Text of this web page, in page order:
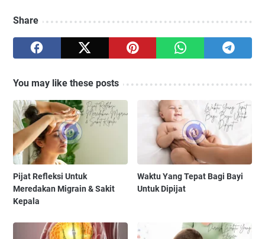
Share
You may like these posts
Pijat Refleksi Untuk
Meredakan Migrain & Sakit
Kepala
Waktu Yang Tepat Bagi Bayi
Untuk Dipijat